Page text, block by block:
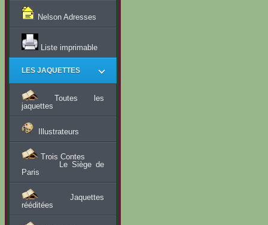
Nelson Adresses
Liste imprimable
LES JAQUETTES
Toutes les
jaquettes
Illustrateurs
Trois Contes
Le Siège de
Paris
Jaquettes
rééditées